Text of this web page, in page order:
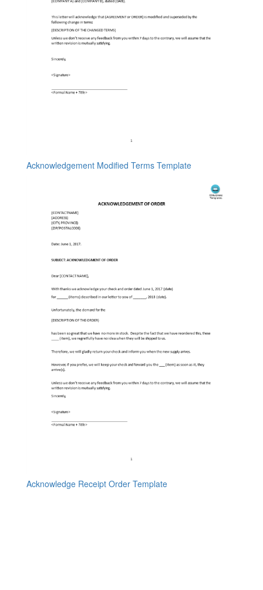
Acknowledgement Modified Terms Template
Acknowledge Receipt Order Template